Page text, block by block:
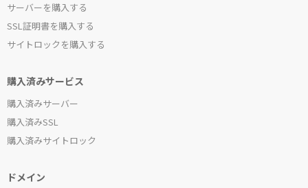
サーバーを購入する
SSL証明書を購入する
サイトロックを購入する
購入済みサービス
購入済みサーバー
購入済みSSL
購入済みサイトロック
ドメイン